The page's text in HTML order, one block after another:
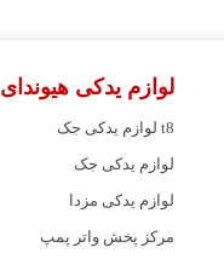
لوازم یدکی هیوندای
لوازم یدکی جک t8
لوازم یدکی جک
لوازم یدکی مزدا
مرکز پخش واتر پمپ